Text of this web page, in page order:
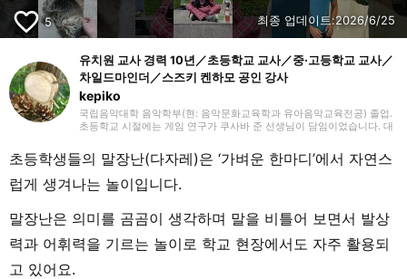
favorite_border 5 최종 업데이트:2026/6/25
유치원 교사 경력 10년／초등학교 교사／중·고등학교 교사／
차일드마인더／스즈키 켄하모 공인 강사
kepiko
국립음악대학 음악학부(현: 음악문화교육학과 유아음악교육전공) 졸업.
초등학교 시절에는 게임 연구가 쿠사바 준 선생님이 담임이었습니다. 대
뒤, 싱가포르의 국제학교에서 음악 교사로 부임. 음악 교육뿐만 아니라
일본 문화와 전승 놀이, 레크리에이션 등을 전하는 활동도 하며 많은 아
이들과 교류해 왔습니다. 그 후 쇼가쿠칸에서 프리랜서 라이터, 기획, 편
집 일을 통해 즐거운 어른들과의 만남을 거치며 전달하는 것의 즐거움을
웃풋을 소중히 하며 음악과 아이들과 관련된 분야를 중심으로 실천에 도
움이 되는 정보를 전해드립니다. 취미는 악기, 노래, 수공예, 장난감, 그림
그리기, 전승 놀이, 아웃도어, 책, 공작, 크래프트. 특기는 팽이 기술.
초등학생들의 말장난(다자레)은 ‘가벼운 한마디’에서 자연스
럽게 생겨나는 놀이입니다.
말장난은 의미를 곰곰이 생각하며 말을 비틀어 보면서 발상
력과 어휘력을 기르는 놀이로 학교 현장에서도 자주 활용되
고 있어요.